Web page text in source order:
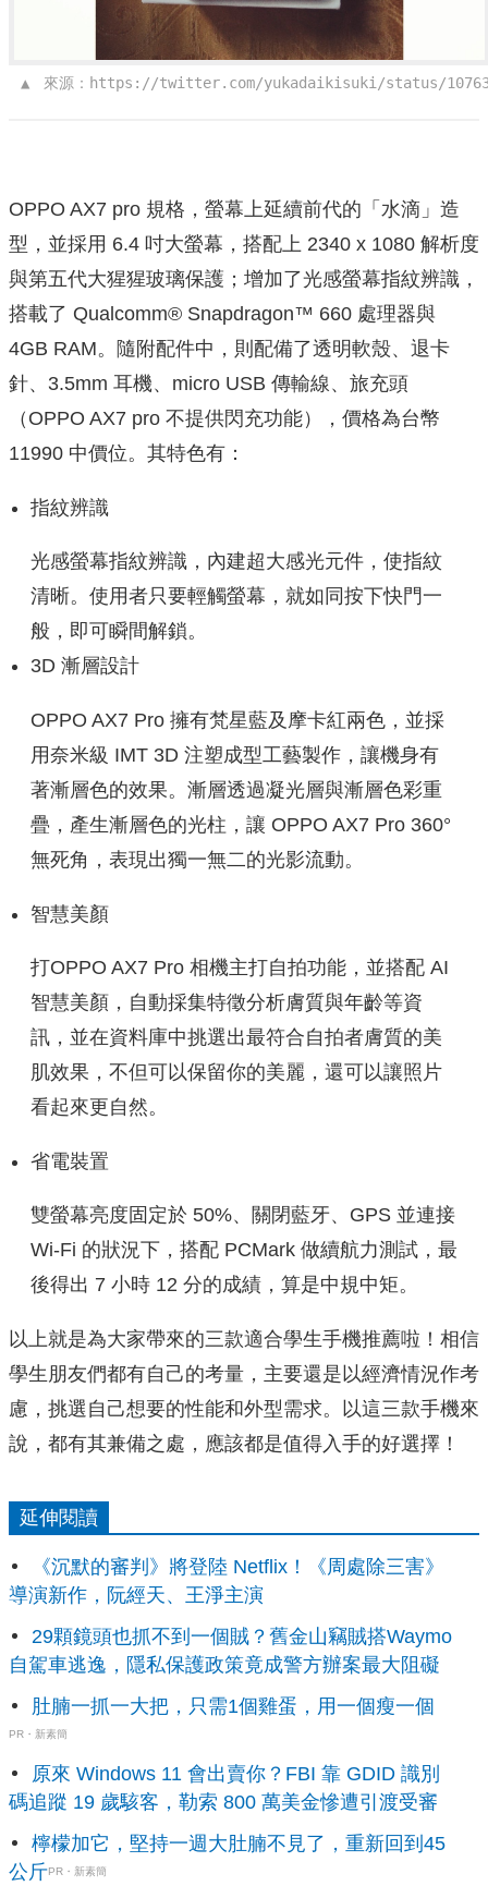
▲ 來源：https://twitter.com/yukadaikisuki/status/
OPPO AX7 pro 規格，螢幕上延續前代的「水滴」造
型，並採用 6.4 吋大螢幕，搭配上 2340 x 1080 解析度
與第五代大猩猩玻璃保護；增加了光感螢幕指紋辨識，
搭載了 Qualcomm® Snapdragon™ 660 處理器與
4GB RAM。隨附配件中，則配備了透明軟殼、退卡
針、3.5mm 耳機、micro USB 傳輸線、旅充頭
（OPPO AX7 pro 不提供閃充功能），價格為台幣
11990 中價位。其特色有：
指紋辨識
光感螢幕指紋辨識，內建超大感光元件，使指紋
清晰。使用者只要輕觸螢幕，就如同按下快門一
般，即可瞬間解鎖。
3D 漸層設計
OPPO AX7 Pro 擁有梵星藍及摩卡紅兩色，並採
用奈米級 IMT 3D 注塑成型工藝製作，讓機身有
著漸層色的效果。漸層透過凝光層與漸層色彩重
疊，產生漸層色的光柱，讓 OPPO AX7 Pro 360°
無死角，表現出獨一無二的光影流動。
智慧美顏
打OPPO AX7 Pro 相機主打自拍功能，並搭配 AI
智慧美顏，自動採集特徵分析膚質與年齡等資
訊，並在資料庫中挑選出最符合自拍者膚質的美
肌效果，不但可以保留你的美麗，還可以讓照片
看起來更自然。
省電裝置
雙螢幕亮度固定於 50%、關閉藍牙、GPS 並連接
Wi-Fi 的狀況下，搭配 PCMark 做續航力測試，最
後得出 7 小時 12 分的成績，算是中規中矩。
以上就是為大家帶來的三款適合學生手機推薦啦！相信
學生朋友們都有自己的考量，主要還是以經濟情況作考
慮，挑選自己想要的性能和外型需求。以這三款手機來
說，都有其兼備之處，應該都是值得入手的好選擇！
延伸閱讀
《沉默的審判》將登陸 Netflix！《周處除三害》
導演新作，阮經天、王淨主演
29顆鏡頭也抓不到一個賊？舊金山竊賊搭Waymo
自駕車逃逸，隱私保護政策竟成警方辦案最大阻礙
肚腩一抓一大把，只需1個雞蛋，用一個瘦一個
PR・新素簡
原來 Windows 11 會出賣你？FBI 靠 GDID 識別
碼追蹤 19 歲駭客，勒索 800 萬美金慘遭引渡受審
檸檬加它，堅持一週大肚腩不見了，重新回到45
公斤PR・新素簡